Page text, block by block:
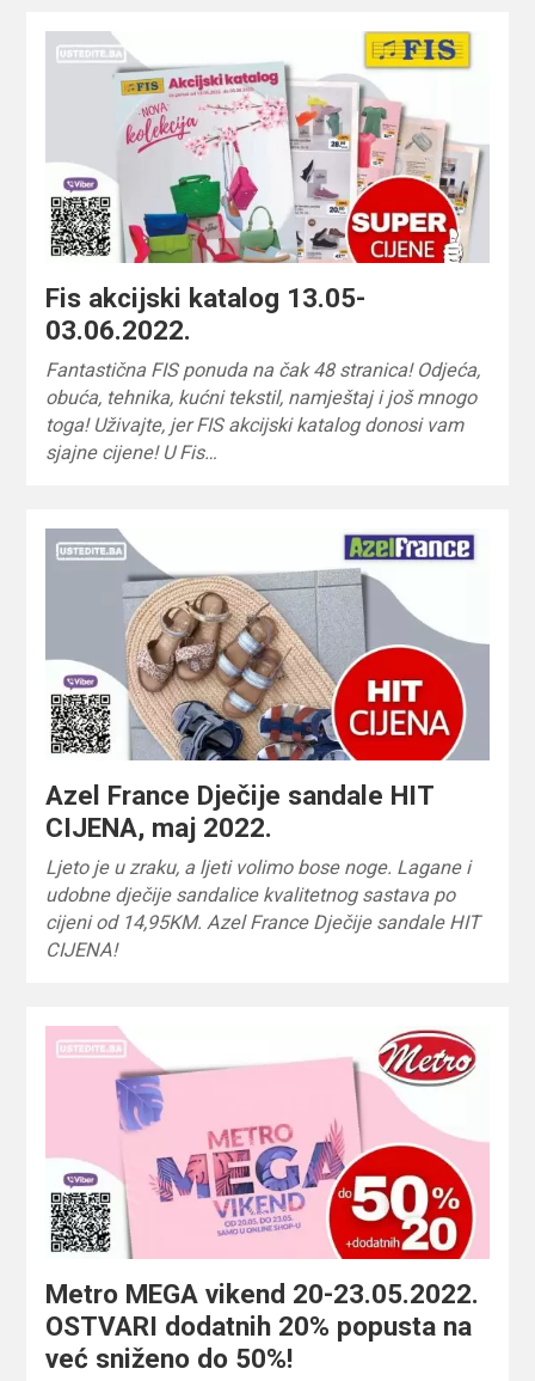
Fis akcijski katalog 13.05-
03.06.2022.
Fantastična FIS ponuda na čak 48 stranica! Odjeća,
obuća, tehnika, kućni tekstil, namještaj i još mnogo
toga! Uživajte, jer FIS akcijski katalog donosi vam
sjajne cijene! U Fis…
Azel France Dječije sandale HIT
CIJENA, maj 2022.
Ljeto je u zraku, a ljeti volimo bose noge. Lagane i
udobne dječije sandalice kvalitetnog sastava po
cijeni od 14,95KM. Azel France Dječije sandale HIT
CIJENA!
Metro MEGA vikend 20-23.05.2022.
OSTVARI dodatnih 20% popusta na
već sniženo do 50%!